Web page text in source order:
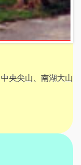
央尖山、南湖大山